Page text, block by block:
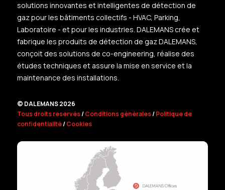
solutions innovantes et intelligentes de détection de
gaz pour les bâtiments collectifs - HVAC, Parking,
Laboratoire - et pour les industries. DALEMANS crée et
fabrique les produits de détection de gaz DALEMANS,
conçoit des solutions de co-engineering, réalise des
études techniques et assure la mise en service et la
maintenance des installations.
© DALEMANS 2026
Tous droits reservés/Conditions générales/Politique de
confidentialité/Cookies